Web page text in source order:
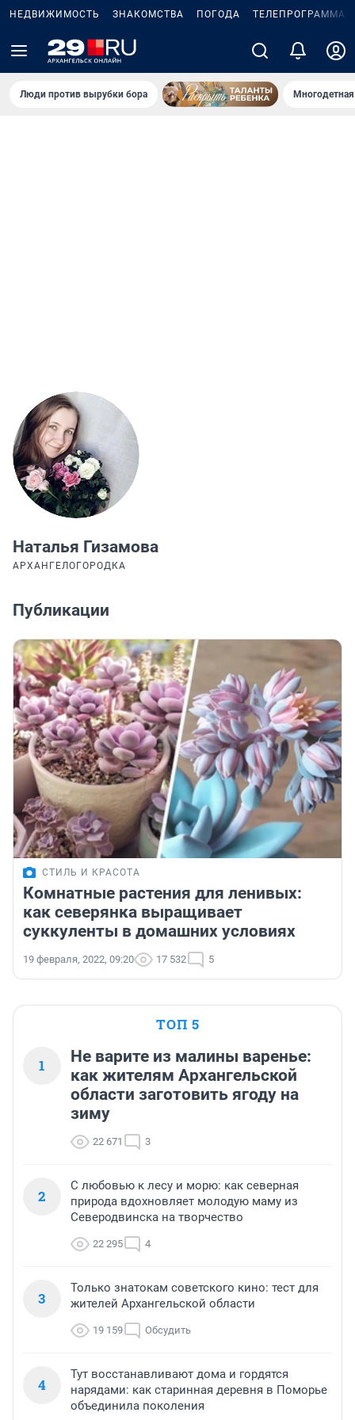
НЕДВИЖИМОСТЬ ЗНАКОМСТВА ПОГОДА ТЕЛЕПРОГРАММА
Люди против вырубки бора
Наталья Гизамова
АРХАНГЕЛОГОРОДКА
Публикации
СТИЛЬ И КРАСОТА
Комнатные растения для ленивых:
как северянка выращивает
суккуленты в домашних условиях
19 февраля, 2022, 09:20 17 532 5
ТОП 5
1
Не варите из малины варенье:
как жителям Архангельской
области заготовить ягоду на
зиму
22 671 3
2
С любовью к лесу и морю: как северная
природа вдохновляет молодую маму из
Северодвинска на творчество
22 295 4
3
Только знатокам советского кино: тест для
жителей Архангельской области
19 159 Обсудить
4
Тут восстанавливают дома и гордятся
нарядами: как старинная деревня в Поморье
объединила поколения